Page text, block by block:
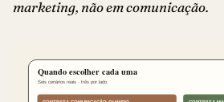
marketing, não em comunicação.